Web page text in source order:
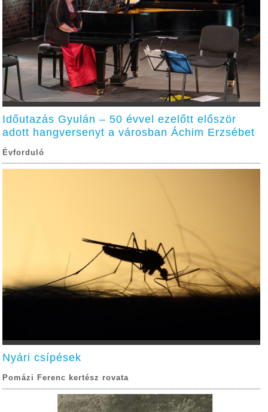
Időutazás Gyulán – 50 évvel ezelőtt először
adott hangversenyt a városban Áchim Erzsébet
Évforduló
Nyári csípések
Pomázi Ferenc kertész rovata